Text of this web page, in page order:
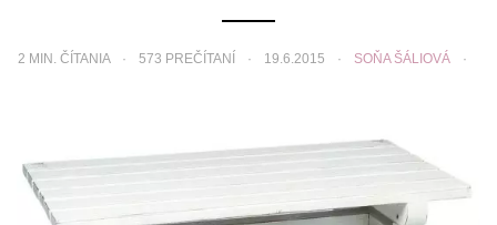
2 MIN. ČÍTANIA 573 PREČÍTANÍ 19.6.2015 SOŇA ŠÁLIOVÁ